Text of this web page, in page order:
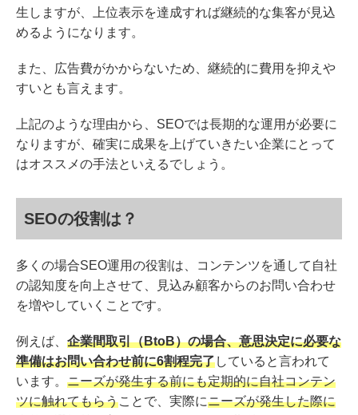
生しますが、上位表示を達成すれば継続的な集客が見込
めるようになります。
また、広告費がかからないため、継続的に費用を抑えや
すいとも言えます。
上記のような理由から、SEOでは長期的な運用が必要に
なりますが、確実に成果を上げていきたい企業にとって
はオススメの手法といえるでしょう。
SEOの役割は？
多くの場合SEO運用の役割は、コンテンツを通して自社
の認知度を向上させて、見込み顧客からのお問い合わせ
を増やしていくことです。
例えば、 企業間取引（BtoB）の場合、意思決定に必要な
準備はお問い合わせ前に6割程完了していると言われて
います。 ニーズが発生する前にも定期的に自社コンテン
ツに触れてもらうことで、実際にニーズが発生した際に